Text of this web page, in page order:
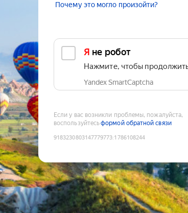
Почему это могло произойти?
Я не робот
Нажмите, чтобы
Yandex SmartCaptcha
Если у вас возникли проблемы, пожалуйста,
воспользуйтесьформой обратной связи
9183230803147779773:1786108244